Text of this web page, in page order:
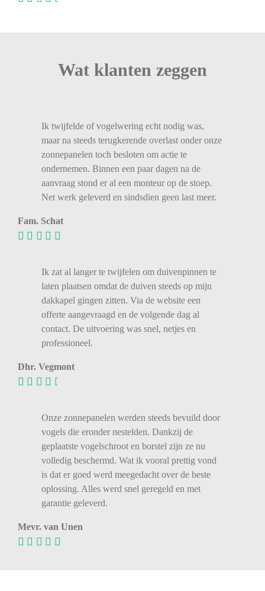
Wat klanten zeggen
Ik twijfelde of vogelwering echt nodig was,
maar na steeds terugkerende overlast onder onze
zonnepanelen toch besloten om actie te
ondernemen. Binnen een paar dagen na de
aanvraag stond er al een monteur op de stoep.
Net werk geleverd en sindsdien geen last meer.
Fam. Schat
Ik zat al langer te twijfelen om duivenpinnen te
laten plaatsen omdat de duiven steeds op mijn
dakkapel gingen zitten. Via de website een
offerte aangevraagd en de volgende dag al
contact. De uitvoering was snel, netjes en
professioneel.
Dhr. Vegmont
Onze zonnepanelen werden steeds bevuild door
vogels die eronder nestelden. Dankzij de
geplaatste vogelschroot en borstel zijn ze nu
volledig beschermd. Wat ik vooral prettig vond
is dat er goed werd meegedacht over de beste
oplossing. Alles werd snel geregeld en met
garantie geleverd.
Mevr. van Unen